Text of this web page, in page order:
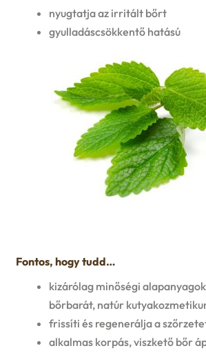
nyugtatja az irritált bőrt
gyulladáscsökkentő hatású
Fontos, hogy tudd…
kizárólag minőségi
bőrbarát, natúr
frissíti és regenerálja a
alkalmas korpás, viszkető bőr